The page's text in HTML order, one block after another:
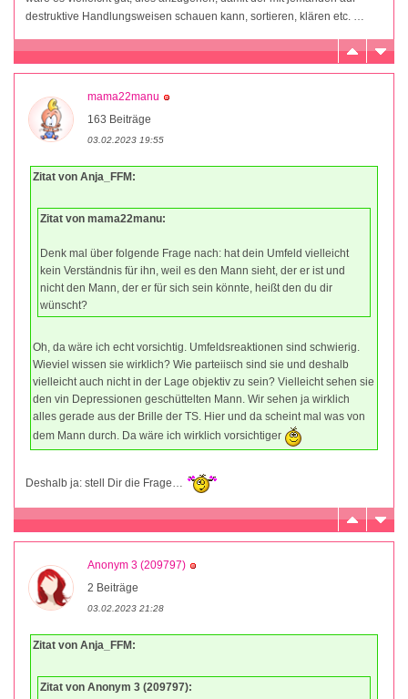
destruktive Handlungsweisen schauen kann, sortieren, klären etc. …
mama22manu
163 Beiträge
03.02.2023 19:55
Zitat von Anja_FFM:
Zitat von mama22manu:
Denk mal über folgende Frage nach: hat dein Umfeld vielleicht
kein Verständnis für ihn, weil es den Mann sieht, der er ist und
nicht den Mann, der er für sich sein könnte, heißt den du dir
wünscht?
Oh, da wäre ich echt vorsichtig. Umfeldsreaktionen sind schwierig.
Wieviel wissen sie wirklich? Wie parteiisch sind sie und deshalb
vielleicht auch nicht in der Lage objektiv zu sein? Vielleicht sehen sie
den vin Depressionen geschüttelten Mann. Wir sehen ja wirklich
alles gerade aus der Brille der TS. Hier und da scheint mal was von
dem Mann durch. Da wäre ich wirklich vorsichtiger
Deshalb ja: stell Dir die Frage…
Anonym 3 (209797)
2 Beiträge
03.02.2023 21:28
Zitat von Anja_FFM:
Zitat von Anonym 3 (209797):